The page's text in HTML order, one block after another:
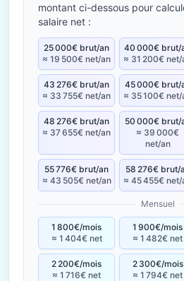
montant ci-dessous pour
salaire net :
25 000€ brut/an
≈ 19 500€ net/an
40 000€ brut/
≈ 31 200€ net/
43 276€ brut/an
≈ 33 755€ net/an
45 000€ brut/
≈ 35 100€ net/
48 276€ brut/an
≈ 37 655€ net/an
50 000€ brut/
≈ 39 000€
net/an
55 776€ brut/an
≈ 43 505€ net/an
58 276€ brut/
≈ 45 455€ net/
Mensuel
1 800€/mois
≈ 1 404€ net
1 900€/mois
≈ 1 482€ net
2 200€/mois
≈ 1 716€ net
2 300€/mois
≈ 1 794€ net